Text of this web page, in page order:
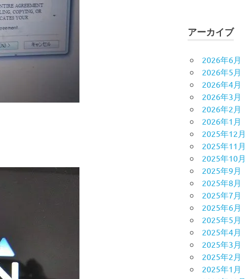
アーカイブ
2026年6月
2026年5月
2026年4月
2026年3月
2026年2月
2026年1月
2025年12月
2025年11月
2025年10月
2025年9月
2025年8月
2025年7月
2025年6月
2025年5月
2025年4月
2025年3月
2025年2月
2025年1月